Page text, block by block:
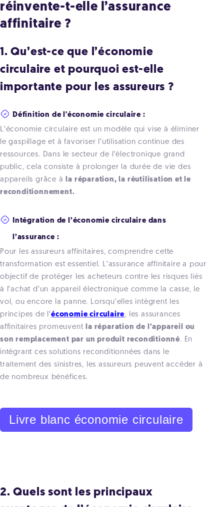
réinvente-t-elle l’assurance
affinitaire ?
1. Qu’est-ce que l’économie
circulaire et pourquoi est-elle
importante pour les assureurs ?
Définition de l'économie circulaire :
L’économie circulaire est un modèle qui vise à éliminer
le gaspillage et à favoriser l’utilisation continue des
ressources. Dans le secteur de l’électronique grand
public, cela consiste à prolonger la durée de vie des
appareils grâce àla réparation, la réutilisation et le
reconditionnement.
Intégration de l’économie circulaire dans
l’assurance :
Pour les assureurs affinitaires, comprendre cette
transformation est essentiel. L’assurance affinitaire a pour
objectif de protéger les acheteurs contre les risques liés
à l’achat d’un appareil électronique comme la casse, le
vol, ou encore la panne. Lorsqu’elles intègrent les
principes de l’économie circulaire, les assurances
affinitaires promeuventla réparation de l’appareil ou
son remplacement par un produit reconditionné. En
intégrant ces solutions reconditionnées dans le
traitement des sinistres, les assureurs peuvent accéder à
de nombreux bénéfices.
Livre blanc économie circulaire
2. Quels sont les principaux